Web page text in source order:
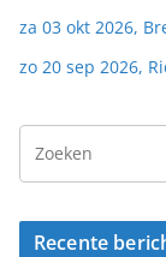
za 03 okt 2026,
zo 20 sep 2026,
Recente